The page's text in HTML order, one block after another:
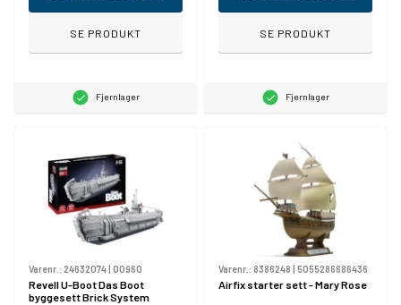
SE PRODUKT
Fjernlager
SE PRODUKT
Fjernlager
Varenr.: 24632074 00960
Revell U-Boot Das Boot
byggesett Brick System
Varenr.: 8386248 5055286686436
Airfix starter sett - Mary Rose